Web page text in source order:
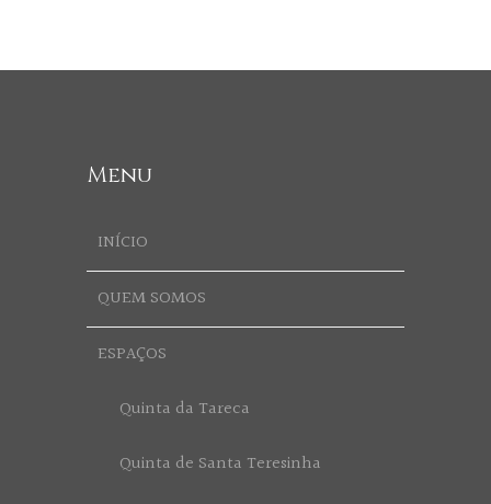
Menu
INÍCIO
QUEM SOMOS
ESPAÇOS
Quinta da Tareca
Quinta de Santa Teresinha